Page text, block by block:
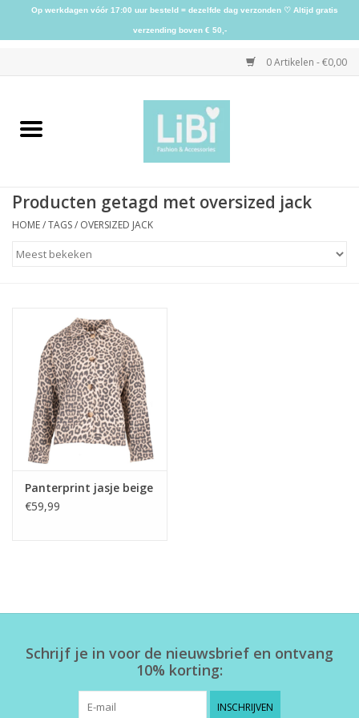
0 Artikelen - €0,00
Home
Schoenen
Accessoires
Home deco
SALE
Herensokken
Producten getagd met oversized jack
HOME/TAGS/ OVERSIZED JACK
Panterprint jasje beige
€59,99
Schrijf je in voor de nieuwsbrief en ontvang
10% korting:
INSCHRIJVEN
Op werkdagen vóór 17:00 uur besteld = dezelfde dag verzonden ♡ Altijd gratis
verzending boven € 50,-